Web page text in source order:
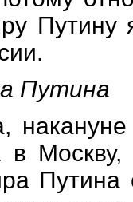
Путину
Путина
Путина